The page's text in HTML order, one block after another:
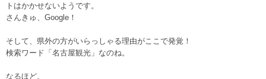
トはかかせないようです。
さんきゅ、Google！
そして、県外の方がいらっしゃる理由がここで発覚！
検索ワード「名古屋観光」なのね。
なるほど。